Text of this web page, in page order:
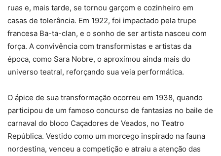
ruas e, mais tarde, se tornou garçom e cozinheiro em
casas de tolerância. Em 1922, foi impactado pela trupe
francesa Ba-ta-clan, e o sonho de ser artista nasceu com
força. A convivência com transformistas e artistas da
época, como Sara Nobre, o aproximou ainda mais do
universo teatral, reforçando sua veia performática.
O ápice de sua transformação ocorreu em 1938, quando
participou de um famoso concurso de fantasias no baile de
carnaval do bloco Caçadores de Veados, no Teatro
República. Vestido como um morcego inspirado na fauna
nordestina, venceu a competição e atraiu a atenção das